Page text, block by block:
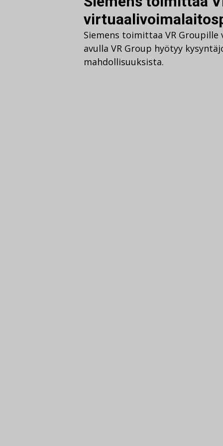
Siemens toimittaa VR
avulla VR Group hyötyy
mahdollisuuksista.